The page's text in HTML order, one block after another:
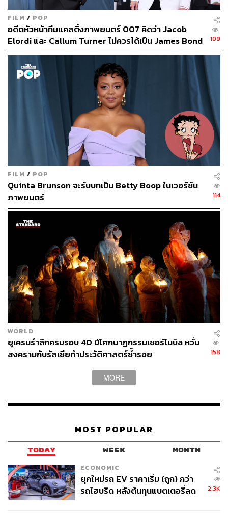
FILM / POP
อดีตหัวหน้าทีมแคสติ้งภาพยนตร์ 007 คิดว่า Jacob
Elordi และ Callum Turner ไม่ควรได้เป็น James Bond
คนต่อไป
109
FILM / POP
Quinta Brunson จะรับบทเป็น Betty Boop ในเวอร์ชัน
ภาพยนตร์
114
WORLD
ยูเครนรำลึกครบรอบ 40 ปีโศกนาฏกรรมเชอร์โนบิล หวั่น
สงครามกับรัสเซียทำประวัติศาสตร์ซ้ำรอย
158
MORE
MOST POPULAR
TODAY WEEK MONTH
ECONOMIC
ยุคใหม่รถ EV ราคาเริ่ม (ถูก) กว่า
รถไฮบริด หลังต้นทุนแบตเตอรี่ลด
2.3K